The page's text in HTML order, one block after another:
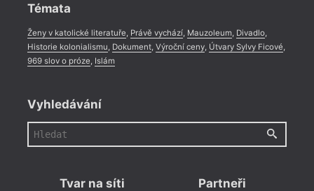
Témata
Ženy v katolické literatuře Právě vychází, Mauzoleum, Divadlo,
Historie kolonialismu Dokument, Výroční ceny, Útvary Sylvy Ficové
969 slov o próze Islám
Vyhledávání
Tvar na síti Partneři